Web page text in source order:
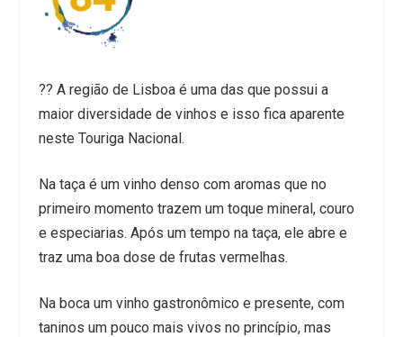
?? A região de Lisboa é uma das que possui a
maior diversidade de vinhos e isso fica aparente
neste Touriga Nacional.
Na taça é um vinho denso com aromas que no
primeiro momento trazem um toque mineral, couro
e especiarias. Após um tempo na taça, ele abre e
traz uma boa dose de frutas vermelhas.
Na boca um vinho gastronômico e presente, com
taninos um pouco mais vivos no princípio, mas